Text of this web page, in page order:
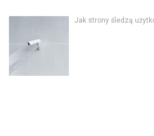
Jak strony śledzą